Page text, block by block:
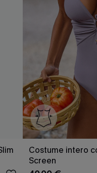
Costume intero
Screen